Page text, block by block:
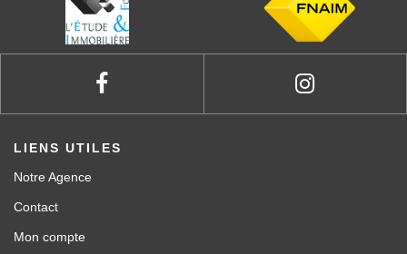
LIENS UTILES
Notre Agence
Contact
Mon compte